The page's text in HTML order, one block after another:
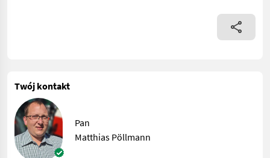
Twój kontakt
Pan
Matthias Pöllmann